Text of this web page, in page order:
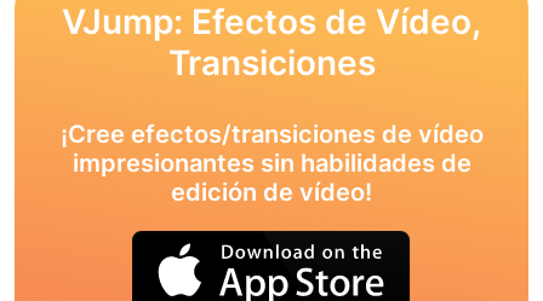
VJump: Efectos de Vídeo,
Transiciones
¡Cree efectos/transiciones de vídeo
impresionantes sin habilidades de
edición de vídeo!